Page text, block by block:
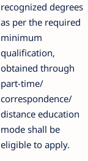
recognized degrees
as per the required
minimum
qualification,
obtained through
part-time/
correspondence/
distance education
mode shall be
eligible to apply.